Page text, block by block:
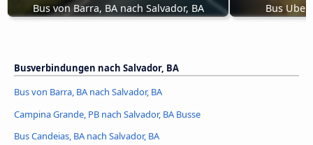
Bus von Barra, BA nach Salvador, BA Bus
Busverbindungen nach Salvador, BA
Bus von Barra, BA nach Salvador, BA
Campina Grande, PB nach Salvador, BA Busse
Bus Candeias, BA nach Salvador, BA